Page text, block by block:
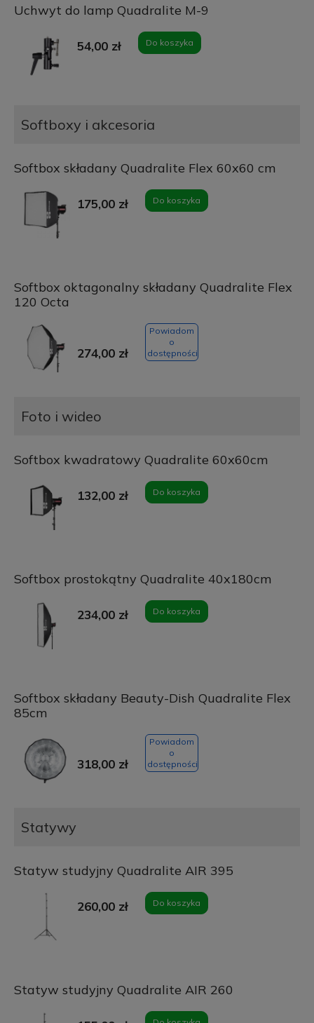
Uchwyt do lamp Quadralite M-9
54,00 zł Do koszyka
Softboxy i akcesoria
Softbox składany Quadralite Flex 60x60 cm
175,00 zł Do koszyka
Softbox oktagonalny składany Quadralite Flex
120 Octa
274,00 zł
Powiadom
o
dostępności
Foto i wideo
Softbox kwadratowy Quadralite 60x60cm
132,00 zł Do koszyka
Softbox prostokątny Quadralite 40x180cm
234,00 zł Do koszyka
Softbox składany Beauty-Dish Quadralite Flex
85cm
318,00 zł
Powiadom
o
dostępności
Statywy
Statyw studyjny Quadralite AIR 395
260,00 zł Do koszyka
Statyw studyjny Quadralite AIR 260